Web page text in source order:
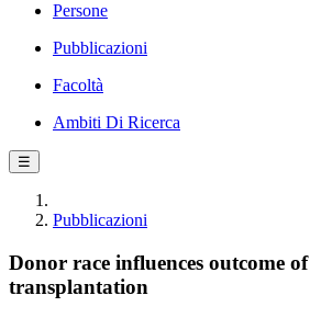
Persone
Pubblicazioni
Facoltà
Ambiti Di Ricerca
☰
Pubblicazioni
Donor race influences outcome
transplantation